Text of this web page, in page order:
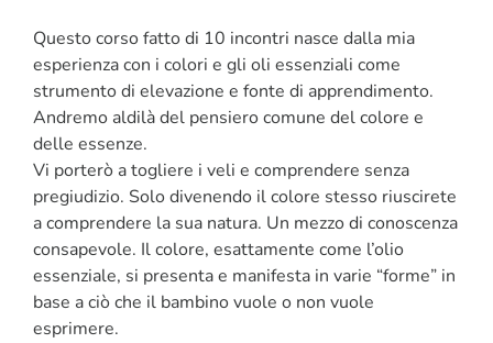
SEGNALA UN EVENTO
CERCA
PER:
Questo corso fatto di 10 incontri nasce dalla mia
esperienza con i colori e gli oli essenziali come
strumento di elevazione e fonte di apprendimento.
Andremo aldilà del pensiero comune del colore e
delle essenze.
Vi porterò a togliere i veli e comprendere senza
pregiudizio. Solo divenendo il colore stesso riuscirete
a comprendere la sua natura. Un mezzo di conoscenza
consapevole. Il colore, esattamente come l’olio
essenziale, si presenta e manifesta in varie “forme” in
base a ciò che il bambino vuole o non vuole
esprimere.